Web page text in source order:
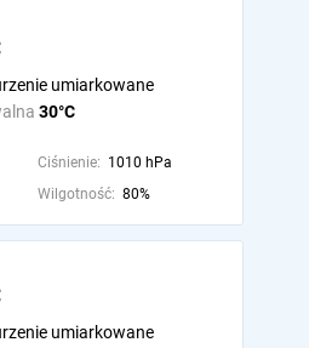
30°C
umiarkowane
Ciśnienie: 1010 hPa
Wilgotność: 80%
umiarkowane